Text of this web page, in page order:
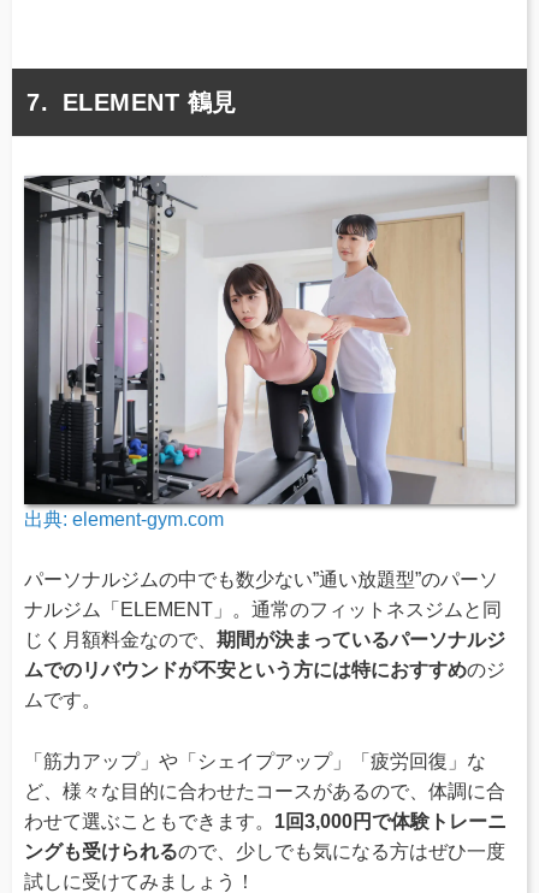
ELEMENT 鶴見
出典: element-gym.com
パーソナルジムの中でも数少ない”通い放題型”のパーソ
ナルジム「ELEMENT」。通常のフィットネスジムと同
じく月額料金なので、 期間が決まっているパーソナルジ
ムでのリバウンドが不安という方には特におすすめのジ
ムです。
「筋力アップ」や「シェイプアップ」「疲労回復」な
ど、様々な目的に合わせたコースがあるので、体調に合
わせて選ぶこともできます。 1回3,000円で体験トレーニ
ングも受けられるので、少しでも気になる方はぜひ一度
試しに受けてみましょう！